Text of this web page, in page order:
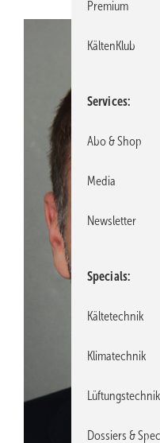
Premium
KältenKlub
Services
Abo & Shop
Media
Newsletter
Specials
Kältetechnik
Klimatechnik
Lüftungstechnik
Dossiers &